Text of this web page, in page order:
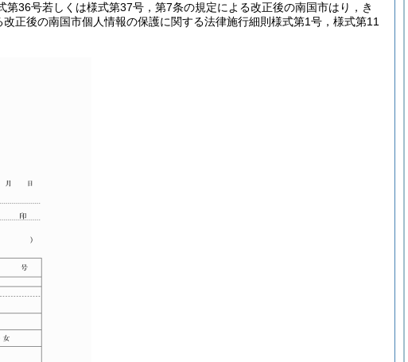
36号若しくは様式第37号，第7条の規定による改正後の南国市はり，き
正後の南国市個人情報の保護に関する法律施行細則様式第1号，様式第11